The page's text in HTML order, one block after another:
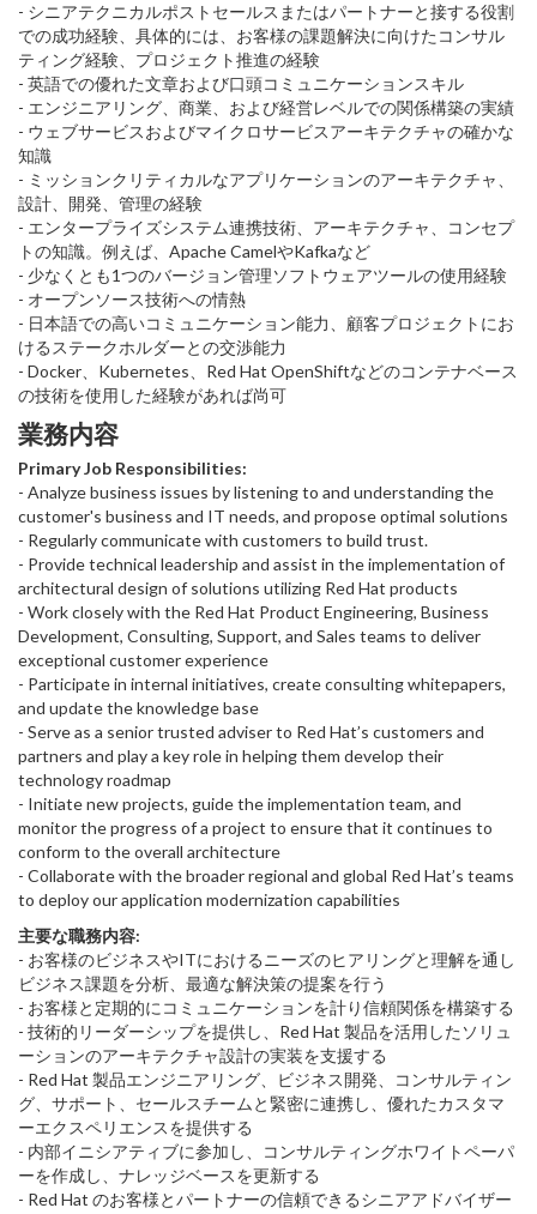
- シニアテクニカルポストセールスまたはパートナーと接する役割
での成功経験、具体的には、お客様の課題解決に向けたコンサル
ティング経験、プロジェクト推進の経験
- 英語での優れた文章および口頭コミュニケーションスキル
- エンジニアリング、商業、および経営レベルでの関係構築の実績
- ウェブサービスおよびマイクロサービスアーキテクチャの確かな
知識
- ミッションクリティカルなアプリケーションのアーキテクチャ、
設計、開発、管理の経験
- エンタープライズシステム連携技術、アーキテクチャ、コンセプ
トの知識。例えば、Apache CamelやKafkaなど
- 少なくとも1つのバージョン管理ソフトウェアツールの使用経験
- オープンソース技術への情熱
- 日本語での高いコミュニケーション能力、顧客プロジェクトにお
けるステークホルダーとの交渉能力
- Docker、Kubernetes、Red Hat OpenShiftなどのコンテナベース
の技術を使用した経験があれば尚可
業務内容
Primary Job Responsibilities:
- Analyze business issues by listening to and understanding the
customer's business and IT needs, and propose optimal solutions
- Regularly communicate with customers to build trust.
- Provide technical leadership and assist in the implementation of
architectural design of solutions utilizing Red Hat products
- Work closely with the Red Hat Product Engineering, Business
Development, Consulting, Support, and Sales teams to deliver
exceptional customer experience
- Participate in internal initiatives, create consulting whitepapers,
and update the knowledge base
- Serve as a senior trusted adviser to Red Hat’s customers and
partners and play a key role in helping them develop their
technology roadmap
- Initiate new projects, guide the implementation team, and
monitor the progress of a project to ensure that it continues to
conform to the overall architecture
- Collaborate with the broader regional and global Red Hat’s teams
to deploy our application modernization capabilities
主要な職務内容:
- お客様のビジネスやITにおけるニーズのヒアリングと理解を通し
ビジネス課題を分析、最適な解決策の提案を行う
- お客様と定期的にコミュニケーションを計り信頼関係を構築する
- 技術的リーダーシップを提供し、Red Hat 製品を活用したソリュ
ーションのアーキテクチャ設計の実装を支援する
- Red Hat 製品エンジニアリング、ビジネス開発、コンサルティン
グ、サポート、セールスチームと緊密に連携し、優れたカスタマ
ーエクスペリエンスを提供する
- 内部イニシアティブに参加し、コンサルティングホワイトペーパ
ーを作成し、ナレッジベースを更新する
- Red Hat のお客様とパートナーの信頼できるシニアアドバイザー